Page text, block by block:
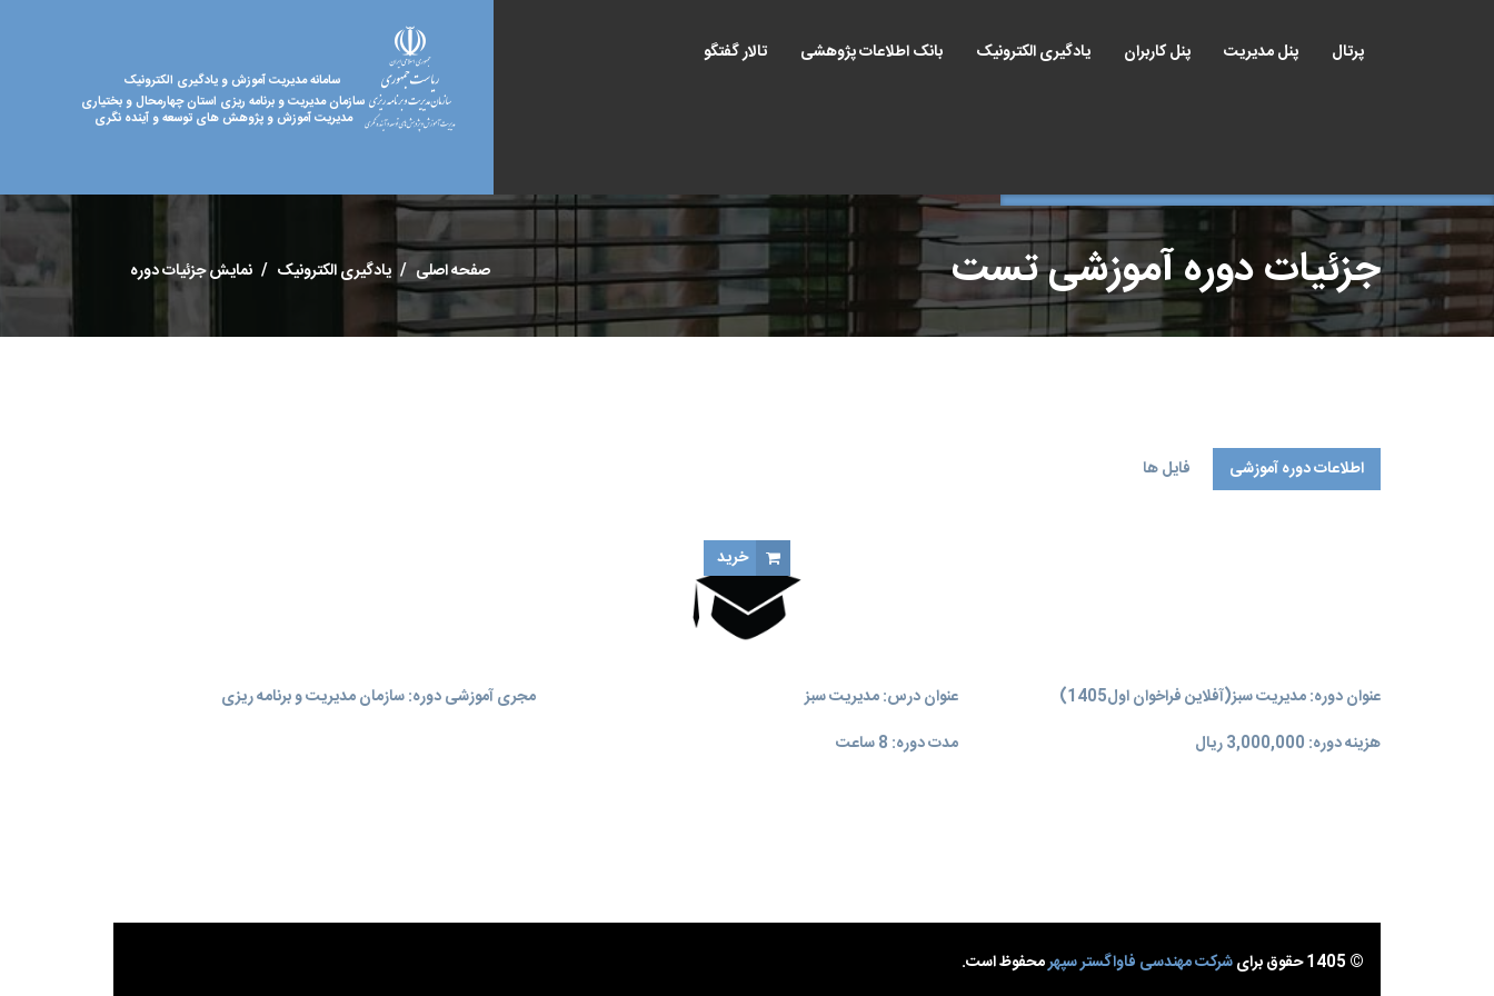
سامانه مدیریت آموزش و یادگیری الکترونیک
سازمان مدیریت و برنامه ریزی استان چهارمحال و بختیاری
مدیریت آموزش و پژوهش های توسعه و آینده نگری
پرتال پنل مدیریت پنل کاربران یادگیری الکترونیک بانک اطلاعات پژوهشی تالار گفتگو
جزئیات دوره آموزشی تست صفحه اصلی یادگیری الکترونیک نمایش جزئیات دوره
اطلاعات دوره آموزشی فایل ها
عنوان دوره: مدیریت سبز(آفلاین فراخوان اول1405) عنوان درس: مدیریت سبز
مجری آموزشی دوره: سازمان مدیریت و برنامه‌ ریزی
هزینه دوره: 3,000,000 ریال
مدت دوره: 8 ساعت
خرید
© 1405 حقوق برای شرکت مهندسی فاواگستر سپهرمحفوظ است.